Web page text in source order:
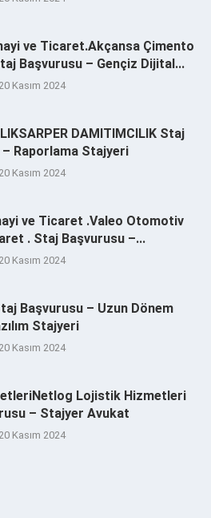
ve Ticaret.Akçansa Çimento
Başvurusu – Gençiz Dijital...
20 Kasım 2024
DAMITIMCILIK Staj
Raporlama Stajyeri
20 Kasım 2024
ve Ticaret .Valeo Otomotiv
. Staj Başvurusu –...
20 Kasım 2024
Başvurusu – Uzun Dönem
Stajyeri
20 Kasım 2024
Lojistik Hizmetleri
– Stajyer Avukat
20 Kasım 2024